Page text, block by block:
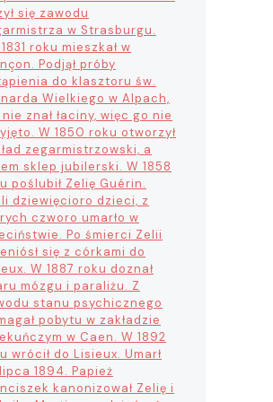
się zawodu
w Strasburgu.
roku mieszkał w
Podjął próby
do klasztoru św.
Wielkiego w Alpach,
znał łaciny, więc go nie
W 1850 roku otworzył
zegarmistrzowski, a
sklep jubilerski. W 1858
poślubił Zelię Guérin.
dziewięcioro dzieci, z
czworo umarło w
Po śmierci Zelii
się z córkami do
W 1887 roku doznał
mózgu i paraliżu. Z
stanu psychicznego
pobytu w zakładzie
w Caen. W 1892
wrócił do Lisieux. Umarł
1894. Papież
kanonizował Zelię i